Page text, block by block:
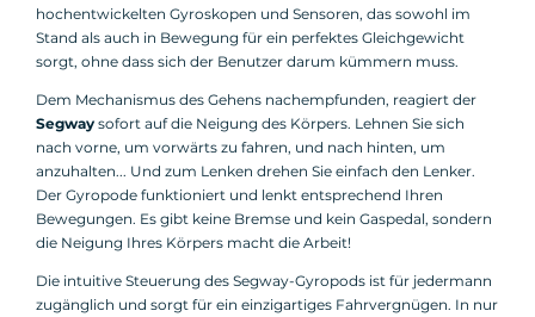
hochentwickelten Gyroskopen und Sensoren, das sowohl im
Stand als auch in Bewegung für ein perfektes Gleichgewicht
sorgt, ohne dass sich der Benutzer darum kümmern muss.
Dem Mechanismus des Gehens nachempfunden, reagiert der
Segway sofort auf die Neigung des Körpers. Lehnen Sie sich
nach vorne, um vorwärts zu fahren, und nach hinten, um
anzuhalten... Und zum Lenken drehen Sie einfach den Lenker.
Der Gyropode funktioniert und lenkt entsprechend Ihren
Bewegungen. Es gibt keine Bremse und kein Gaspedal, sondern
die Neigung Ihres Körpers macht die Arbeit!
Die intuitive Steuerung des Segway-Gyropods ist für jedermann
zugänglich und sorgt für ein einzigartiges Fahrvergnügen. In nur